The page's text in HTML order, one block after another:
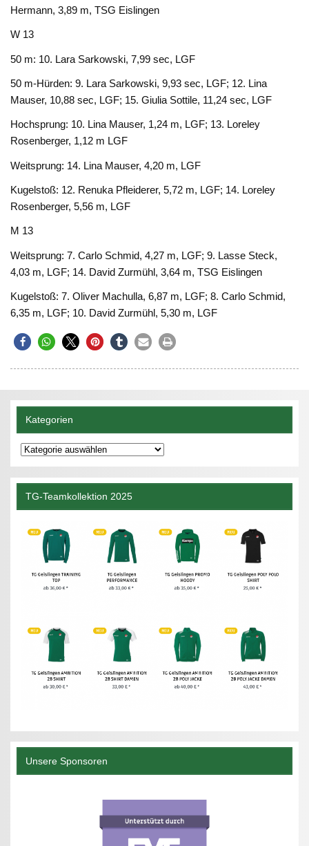
Hermann, 3,89 m, TSG Eislingen
W 13
50 m: 10. Lara Sarkowski, 7,99 sec, LGF
50 m-Hürden: 9. Lara Sarkowski, 9,93 sec, LGF; 12. Lina
Mauser, 10,88 sec, LGF; 15. Giulia Sottile, 11,24 sec, LGF
Hochsprung: 10. Lina Mauser, 1,24 m, LGF; 13. Loreley
Rosenberger, 1,12 m LGF
Weitsprung: 14. Lina Mauser, 4,20 m, LGF
Kugelstoß: 12. Renuka Pfleiderer, 5,72 m, LGF; 14. Loreley
Rosenberger, 5,56 m, LGF
M 13
Weitsprung: 7. Carlo Schmid, 4,27 m, LGF; 9. Lasse Steck,
4,03 m, LGF; 14. David Zurmühl, 3,64 m, TSG Eislingen
Kugelstoß: 7. Oliver Machulla, 6,87 m, LGF; 8. Carlo Schmid,
6,35 m, LGF; 10. David Zurmühl, 5,30 m, LGF
Kategorien
Kategorien
TG-Teamkollektion 2025
Unsere Sponsoren